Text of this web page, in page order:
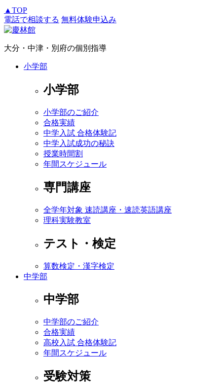
▲ TOP
電話で相談する 無料体験申込み
大分・中津・別府の個別指導
小学部
小学部
小学部のご紹介
合格実績
中学入試 合格体験記
中学入試成功の秘訣
授業時間割
年間スケジュール
専門講座
全学年対象 速読講座・速読英語講座
理科実験教室
テスト・検定
算数検定・漢字検定
中学部
中学部
中学部のご紹介
合格実績
高校入試 合格体験記
年間スケジュール
受験対策